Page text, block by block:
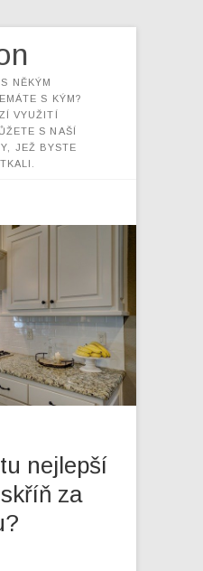
NĚKÝM
S KÝM?
VYUŽITÍ
S NAŠÍ
JEŽ BYSTE
nejlepší
za